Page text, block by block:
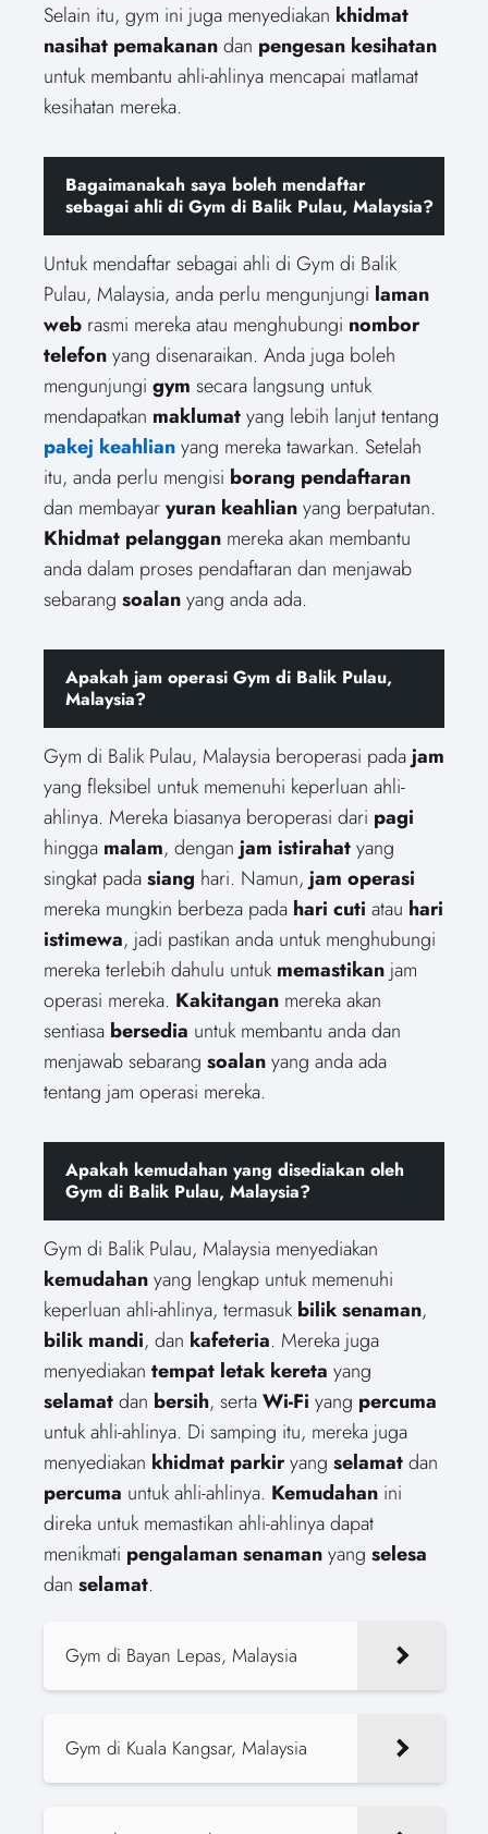
Selain itu, gym ini juga menyediakan khidmat
nasihat pemakanandan pengesan kesihatan
untuk membantu ahli-ahlinya mencapai matlamat
kesihatan mereka.
Bagaimanakah saya boleh mendaftar
sebagai ahli di Gym di Balik Pulau, Malaysia?
Untuk mendaftar sebagai ahli di Gym di Balik
Pulau, Malaysia, anda perlu mengunjungi laman
web rasmi mereka atau menghubungi nombor
telefonyang disenaraikan. Anda juga boleh
mengunjungi gym secara langsung untuk
mendapatkan maklumatyang lebih lanjut tentang
pakej keahlianyang mereka tawarkan. Setelah
itu, anda perlu mengisi borang pendaftaran
dan membayaryuran keahlianyang berpatutan.
Khidmat pelanggan mereka akan membantu
anda dalam proses pendaftaran dan menjawab
sebarang soalanyang anda ada.
Apakah jam operasi Gym di Balik Pulau,
Malaysia?
Gym di Balik Pulau, Malaysia beroperasi padajam
yang fleksibel untuk memenuhi keperluan ahli-
ahlinya. Mereka biasanya beroperasi dari pagi
hingga malam, dengan jam istirahatyang
singkat padasiang hari. Namun, jam operasi
mereka mungkin berbeza pada hari cuti atau hari
istimewa, jadi pastikan anda untuk menghubungi
mereka terlebih dahulu untuk memastikan jam
operasi mereka. Kakitangan mereka akan
sentiasa bersedia untuk membantu anda dan
menjawab sebarang soalanyang anda ada
tentang jam operasi mereka.
Apakah kemudahan yang disediakan oleh
Gym di Balik Pulau, Malaysia?
Gym di Balik Pulau, Malaysia menyediakan
kemudahanyang lengkap untuk memenuhi
keperluan ahli-ahlinya, termasuk bilik senaman,
bilik mandi, dan kafeteria. Mereka juga
menyediakan tempat letak kereta yang
selamatdan bersih, sertaWi-Fi yang percuma
untuk ahli-ahlinya. Di samping itu, mereka juga
menyediakan khidmat parkiryang selamatdan
percuma untuk ahli-ahlinya. Kemudahan ini
direka untuk memastikan ahli-ahlinya dapat
menikmati pengalaman senamanyang selesa
dan selamat.
Gym di Bayan Lepas, Malaysia
Gym di Kuala Kangsar, Malaysia